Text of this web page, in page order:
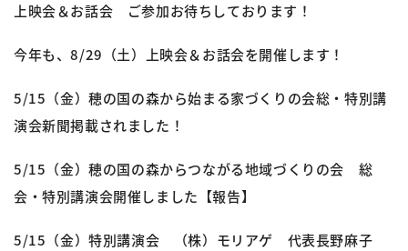
上映会＆お話会 ご参加お待ちしております！
今年も、8/29（土）上映会＆お話会を開催します！
5/15（金）穂の国の森から始まる家づくりの会総・特別講
演会新聞掲載されました！
5/15（金）穂の国の森からつながる地域づくりの会 総
会・特別講演会開催しました【報告】
5/15（金）特別講演会 （株）モリアゲ 代表長野麻子